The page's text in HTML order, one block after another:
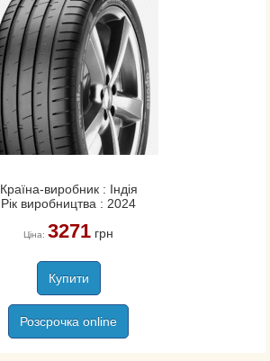
Країна-виробник : Індія
Рік виробництва : 2024
Ціна: 3271грн
Купити
Розсрочка online